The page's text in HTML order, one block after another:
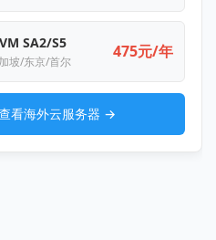
SA2/S5
坡/东京/首尔
475元/年
看海外云服务器 →